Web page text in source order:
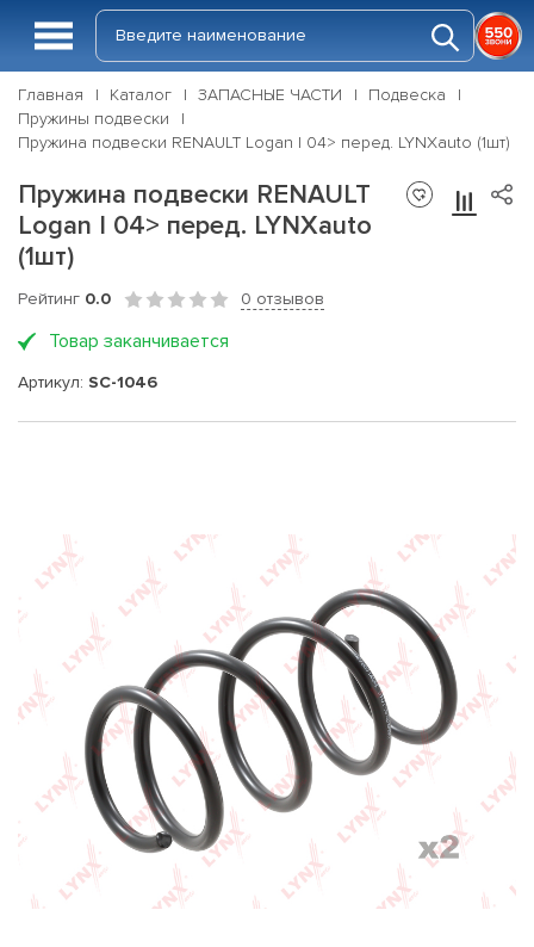
Главная Каталог ЗАПАСНЫЕ ЧАСТИ
Подвеска
Пружины подвески
Пружина подвески RENAULT Logan I 04> перед. LYNXauto (1шт)
Пружина подвески RENAULT
Logan I 04> перед. LYNXauto
(1шт)
Рейтинг 0.0 0 отзывов
Товар заканчивается
Артикул: SC-1046